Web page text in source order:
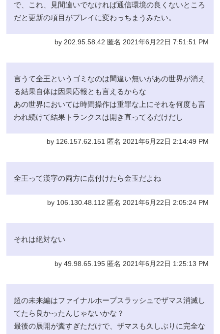
で、これ、見間違いでなければ通信環境の良くないところ
だと更新の項目がプレイに変わっちまうみたい。
by 202.95.58.42 匿名 2021年6月22日 7:51:51 PM
言うて全王というゴミなのは間違い無いがあの世界が消え
る結果自体は因果応報とも言えるからな
あの世界においては時間操作は重罪な上にそれを何度も言
われ続けて結果トランクスは開き直ってるだけだし
by 126.157.62.151 匿名 2021年6月22日 2:14:49 PM
全王って漢字の両方に点付けたら金玉だよね
by 106.130.48.112 匿名 2021年6月22日 2:05:24 PM
それは絶対ない
by 49.98.65.195 匿名 2021年6月22日 1:25:13 PM
超の未来編はファイナルホープスラッシュでザマス消滅し
てたら良かったんじゃないかな？
最後の展開が糞すぎただけで、ザマスも久しぶりに完全な